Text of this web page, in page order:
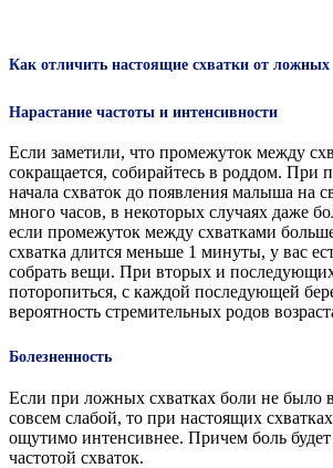
Как отличить настоящие схватки от ложных
Нарастание частоты и интенсивности
Если заметили, что промежуток между
сокращается, собирайтесь в роддом. При
начала схваток до появления малыша на
много часов, в некоторых случаях даже
если промежуток между схватками
схватка длится меньше 1 минуты, у вас
собрать вещи. При вторых и
поторопиться, с каждой последующей
вероятность стремительных родов
Болезненность
Если при ложных схватках боли не было
совсем слабой, то при настоящих
ощутимо интенсивнее. Причем боль будет
частотой схваток.